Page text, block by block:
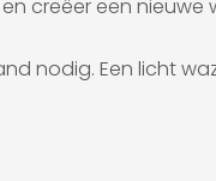
creëer een nieuwe
nodig. Een licht